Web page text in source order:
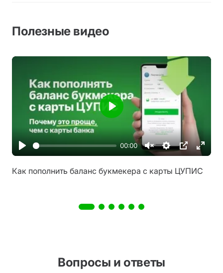
Полезные видео
Play
00:00
UnmuteНастройки
PIP Enter
Play
Как пополнить баланс букмекера с карты ЦУПИС
Вопросы и ответы